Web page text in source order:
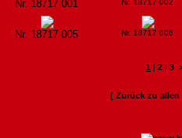
Nr. 18717 001 Nr. 18717 002
Nr. 18717 005 Nr. 18717 006
1 |2 |3
[ Zurück zu